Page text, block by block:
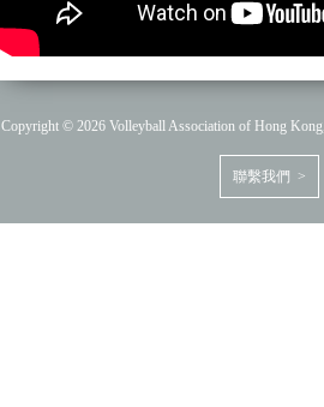
Copyright © 2026 Volleyball Association of Hong
聯繫我們 >